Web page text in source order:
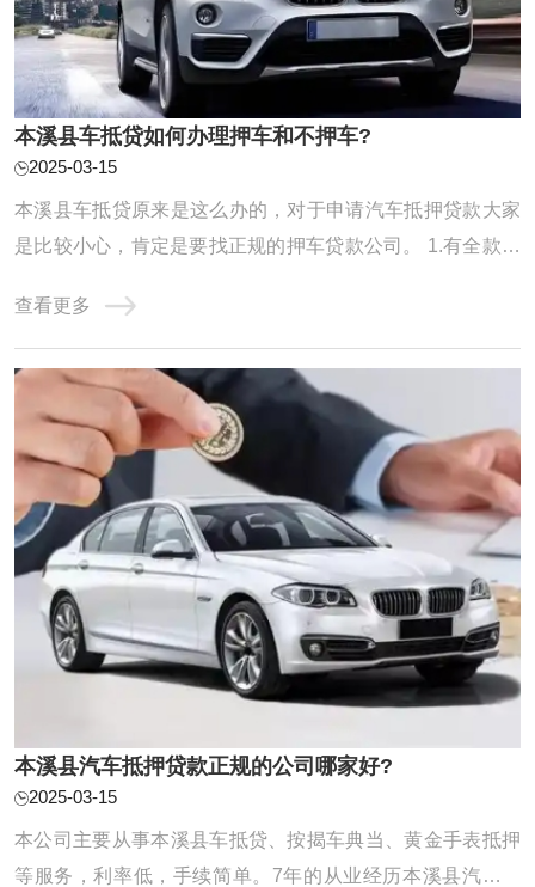
本溪县车抵贷如何办理押车和不押车?
2025-03-15
本溪县车抵贷原来是这么办的，对于申请汽车抵押贷款大家
是比较小心，肯定是要找正规的押车贷款公司。 1.有全款车
额度：【1-100万】 疑难办理：【1万每月138元】 本溪县车
抵贷分为全款车和按揭车的。按揭车一般抵押在或者贷款公
司。对于申请本溪县汽车抵押贷款一定 ...
查看更多
本溪县汽车抵押贷款正规的公司哪家好?
2025-03-15
本公司主要从事本溪县车抵贷、按揭车典当、黄金手表抵押
等服务，利率低，手续简单。7年的从业经历本溪县汽车贷